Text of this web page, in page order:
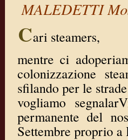
MALEDETTI
Cari steamers,
mentre ci
colonizzazione
sfilando per le
vogliamo
permanente del
Settembre proprio a